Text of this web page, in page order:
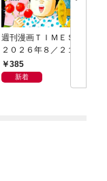
週刊漫画ＴＩＭＥＳ
２０２６年８／２１・
２８合併号
385
新着